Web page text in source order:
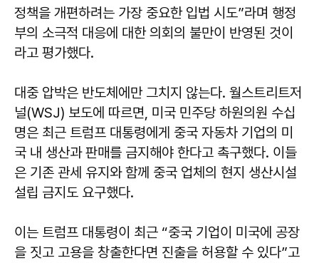
정책을 개편하려는 가장 중요한 입법 시도”라며 행정
부의 소극적 대응에 대한 의회의 불만이 반영된 것이
라고 평가했다.
대중 압박은 반도체에만 그치지 않는다. 월스트리트저
널(WSJ) 보도에 따르면, 미국 민주당 하원의원 수십
명은 최근 트럼프 대통령에게 중국 자동차 기업의 미
국 내 생산과 판매를 금지해야 한다고 촉구했다. 이들
은 기존 관세 유지와 함께 중국 업체의 현지 생산시설
설립 금지도 요구했다.
이는 트럼프 대통령이 최근 “중국 기업이 미국에 공장
을 짓고 고용을 창출한다면 진출을 허용할 수 있다”고